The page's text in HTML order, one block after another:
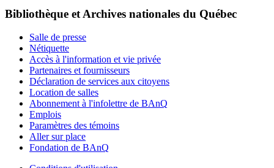
Bibliothèque et Archives nationales du Québec
Salle de presse
Nétiquette
Accès à l'information et vie privée
Partenaires et fournisseurs
Déclaration de services aux citoyens
Location de salles
Abonnement à l'infolettre de BAnQ
Emplois
Paramètres des témoins
Aller sur place
Fondation de BAnQ